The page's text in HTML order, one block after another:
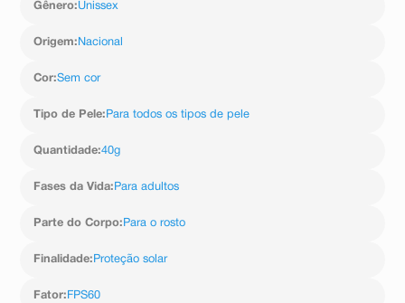
Gênero:Unissex
Origem: Nacional
Cor:Sem cor
Tipo de Pele: Para todos os tipos de pele
Quantidade:40g
Fases da Vida: Para adultos
Parte do Corpo: Para o rosto
Finalidade: Proteção solar
Fator: FPS60